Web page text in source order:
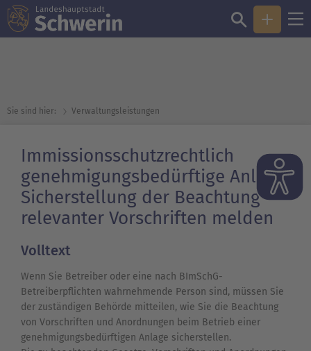
Sie sind hier: Verwaltungsleistungen
Immissionsschutzrechtlich
genehmigungsbedürftige Anlage:
Sicherstellung der Beachtung
relevanter Vorschriften melden
Volltext
Wenn Sie Betreiber oder eine nach BImSchG-
Betreiberpflichten wahrnehmende Person sind, müssen Sie
der zuständigen Behörde mitteilen, wie Sie die Beachtung
von Vorschriften und Anordnungen beim Betrieb einer
genehmigungsbedürftigen Anlage sicherstellen.